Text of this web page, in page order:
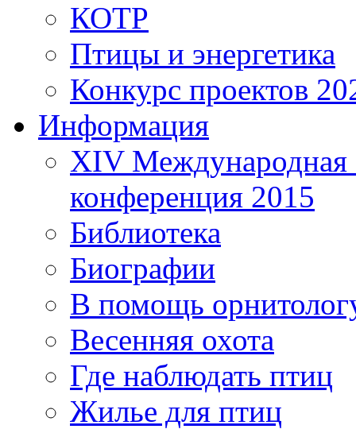
КОТР
Птицы и энергетика
Конкурс проектов
Информация
XIV Международная
конференция 2015
Библиотека
Биографии
В помощь
Весенняя охота
Где наблюдать птиц
Жилье для птиц